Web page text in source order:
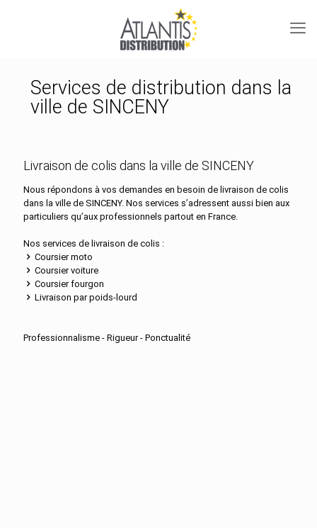
Services de distribution dans la
ville de SINCENY
Livraison de colis dans la ville de SINCENY
Nous répondons à vos demandes en besoin de livraison de colis
dans la ville de SINCENY. Nos services s’adressent aussi bien aux
particuliers qu’aux professionnels partout en France.
Nos services de livraison de colis :
Coursier moto
Coursier voiture
Coursier fourgon
Livraison par poids-lourd
Professionnalisme - Rigueur - Ponctualité